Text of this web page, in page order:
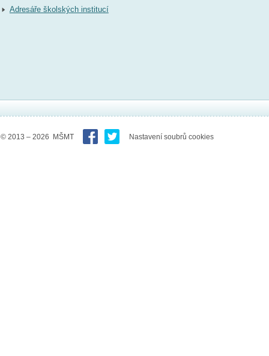
Adresáře školských institucí
© 2013 – 2026 MŠMT Nastavení soubrů cookies